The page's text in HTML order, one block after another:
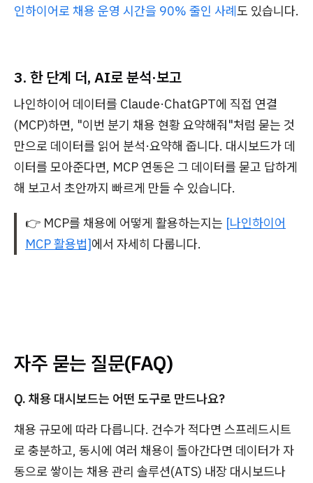
인하이어로 채용 운영 시간을 90% 줄인 사례도 있습니다.
3. 한 단계 더, AI로 분석·보고
나인하이어 데이터를 Claude·ChatGPT에 직접 연결
(MCP)하면, "이번 분기 채용 현황 요약해줘"처럼 묻는 것
만으로 데이터를 읽어 분석·요약해 줍니다. 대시보드가 데
이터를 모아준다면, MCP 연동은 그 데이터를 묻고 답하게
해 보고서 초안까지 빠르게 만들 수 있습니다.
👉 MCP를 채용에 어떻게 활용하는지는 [나인하이어
MCP 활용법]에서 자세히 다룹니다.
자주 묻는 질문(FAQ)
Q. 채용 대시보드는 어떤 도구로 만드나요?
채용 규모에 따라 다릅니다. 건수가 적다면 스프레드시트
로 충분하고, 동시에 여러 채용이 돌아간다면 데이터가 자
동으로 쌓이는 채용 관리 솔루션(ATS) 내장 대시보드나